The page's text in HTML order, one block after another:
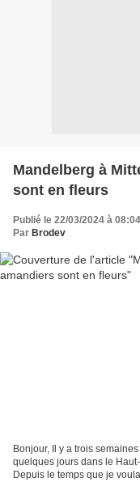
Mandelberg à
sont en fleurs
Publié le 22/03/2024 à 08:04
Par Brodev
Bonjour, Il y a trois
quelques jours dans le
Depuis le temps que je